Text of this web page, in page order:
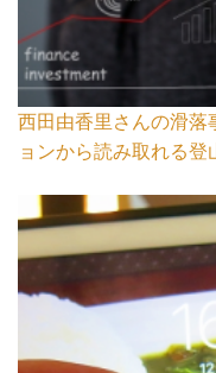
西田由香里さんの滑
ョンから読み取れる